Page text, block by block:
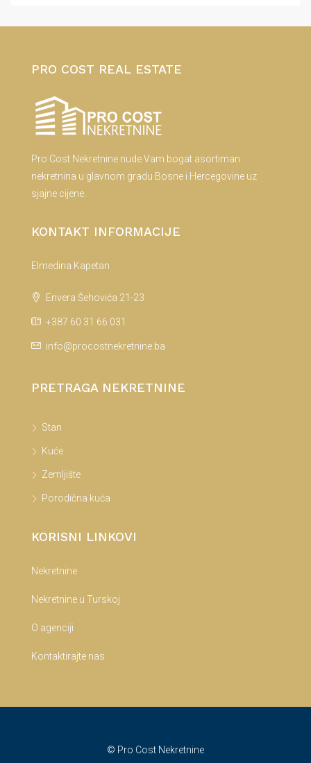
PRO COST REAL ESTATE
Pro Cost Nekretnine nude Vam bogat asortiman
nekretnina u glavnom gradu Bosne i Hercegovine uz
sjajne cijene.
KONTAKT INFORMACIJE
Elmedina Kapetan
Envera Šehovića 21-23
+387 60 31 66 031
info@procostnekretnine.ba
PRETRAGA NEKRETNINE
Stan
Kuće
Zemljište
Porodična kuća
KORISNI LINKOVI
Nekretnine
Nekretnine u Turskoj
O agenciji
Kontaktirajte nas
© Pro Cost Nekretnine